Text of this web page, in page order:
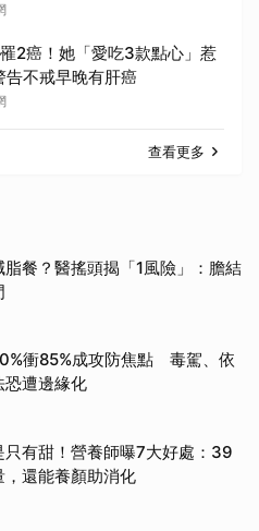
2癌！她「愛吃3款點心」惹
不戒早晚有肝癌
查看更多
餐？醫搖頭揭「1風險」：膽結
衝85%成攻防焦點 毒駕、依
恐遭邊緣化
只有甜！營養師曝7大好處：39
，還能養顏助消化